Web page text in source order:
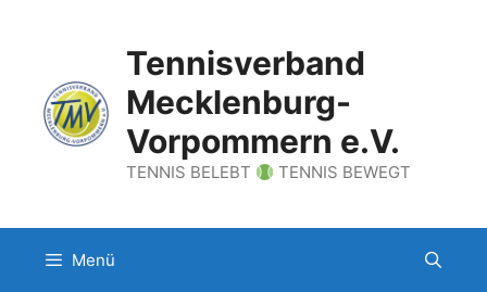
Tennisverband
Mecklenburg-
Vorpommern e.V.
TENNIS BELEBT TENNIS BEWEGT
Menü